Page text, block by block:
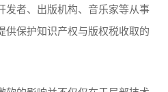
发者、出版机构、音乐家等从事
供保护知识产权与版权税收取的